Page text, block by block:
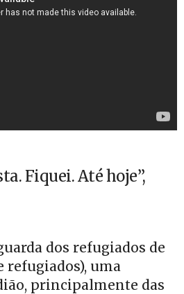
Fiquei. Até hoje”,
dos refugiados de
refugiados), uma
principalmente das